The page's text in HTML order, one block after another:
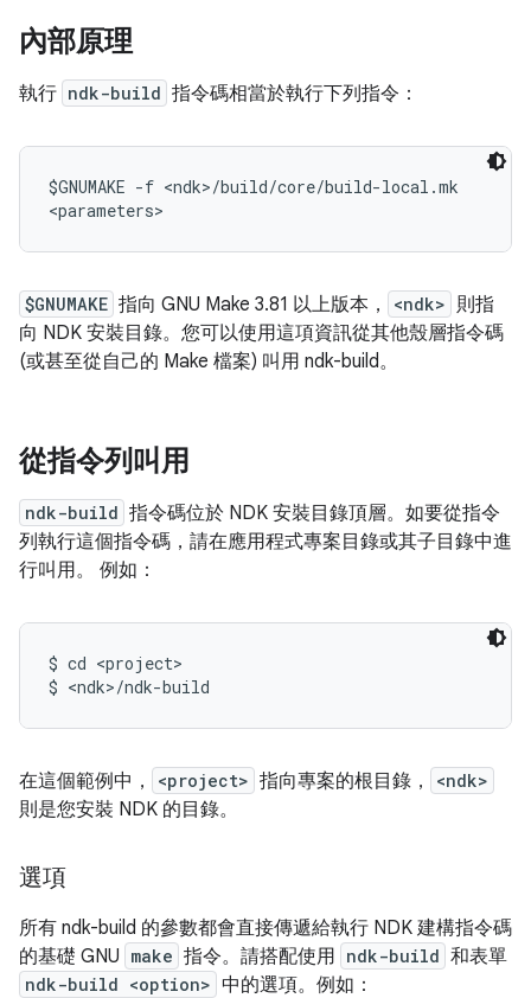
內部原理
執行 ndk-build 指令碼相當於執行下列指令：
$GNUMAKE -f <ndk>/build/core/build-local.mk
$GNUMAKE 指向 GNU Make 3.81 以上版本， <ndk> 則指
向 NDK 安裝目錄。您可以使用這項資訊從其他殼層指令碼
(或甚至從自己的 Make 檔案) 叫用 ndk-build。
從指令列叫用
ndk-build 指令碼位於 NDK 安裝目錄頂層。如要從指令
列執行這個指令碼，請在應用程式專案目錄或其子目錄中進
行叫用。 例如：
$ cd <project>
在這個範例中， <project> 指向專案的根目錄， <ndk>
則是您安裝 NDK 的目錄。
選項
所有 ndk-build 的參數都會直接傳遞給執行 NDK 建構指令碼
的基礎 GNU make 指令。請搭配使用 ndk-build 和表單
ndk-build <option> 中的選項。例如：